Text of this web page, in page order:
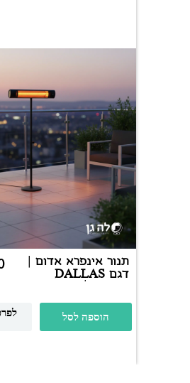
תנור אינפרא אדום |
דגם DALLAS
שחור מתכוונן
הוספה לסל